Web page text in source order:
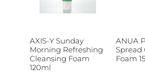
AXIS-Y Sunday
Morning Refreshing
Cleansing Foam
120ml
ANUA
Spread
Foam